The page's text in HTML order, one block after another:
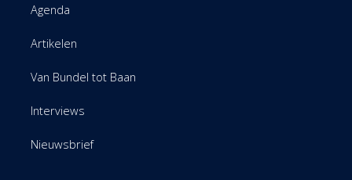
Agenda
Artikelen
Van Bundel tot Baan
Interviews
Nieuwsbrief